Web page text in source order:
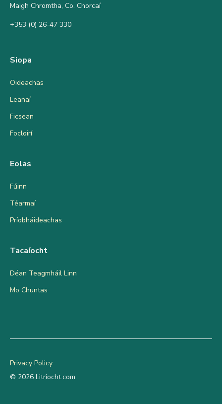
Maigh Chromtha, Co. Chorcaí
+353 (0) 26-47 330
Siopa
Oideachas
Leanaí
Ficsean
Focloirí
Eolas
Fúinn
Téarmaí
Príobháideachas
Tacaíocht
Déan Teagmháil Linn
Mo Chuntas
© 2026 Litriocht.com
Privacy Policy